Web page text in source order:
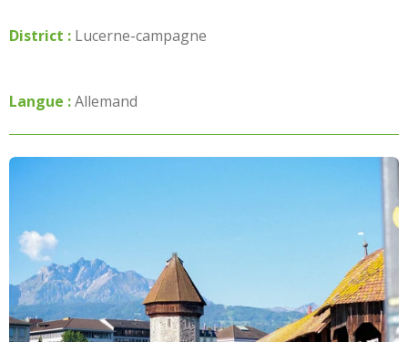
District : Lucerne-campagne
Langue :Allemand